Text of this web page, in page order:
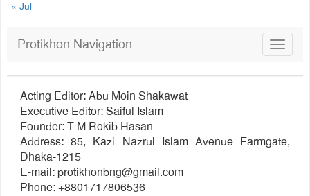
« Jul
Toggle
Protikhon Navigation
Acting Editor: Abu Moin Shakawat
Executive Editor: Saiful Islam
Founder: T M Rokib Hasan
Address: 85, Kazi Nazrul Islam Avenue Farmgate,
Dhaka-1215
E-mail:protikhonbng@gmail.com
Phone: +8801717806536